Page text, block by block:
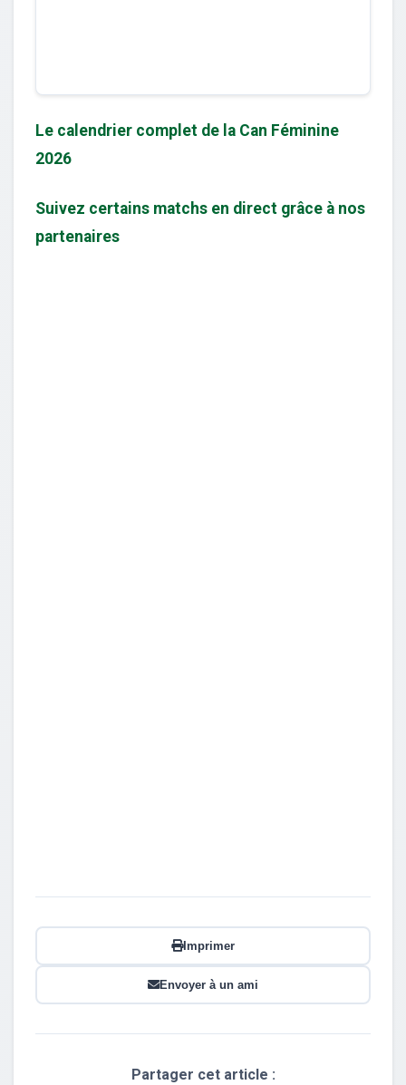
Le calendrier complet de la Can Féminine
2026
Suivez certains matchs en direct grâce à nos
partenaires
Imprimer
Envoyer à un ami
Partager cet article :